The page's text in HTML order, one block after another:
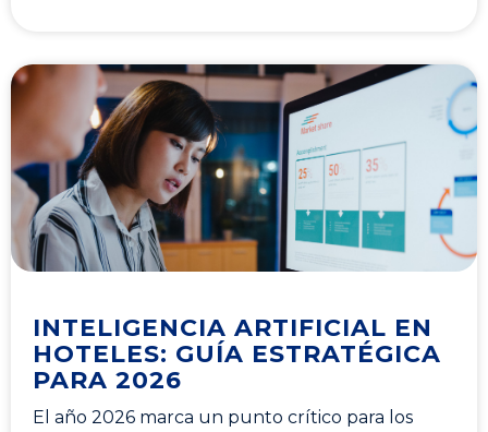
INTELIGENCIA ARTIFICIAL EN
HOTELES: GUÍA ESTRATÉGICA
PARA 2026
El año 2026 marca un punto crítico para los